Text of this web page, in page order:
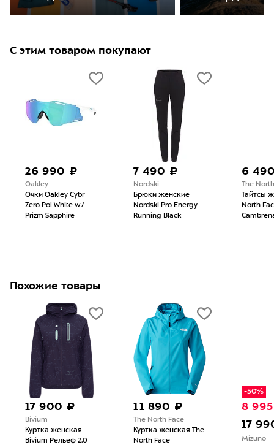
С этим товаром покупают
26 990 ₽
Oakley
Очки Oakley Cybr
Zero Pol White w/
Prizm Sapphire
7 490 ₽
Nordski
Брюки женские
Nordski Pro Energy
Running Black
6
The
Тайтсы
North
Похожие товары
17 900 ₽
Bivium
Куртка женская
Bivium Рельеф 2.0
11 890 ₽
The North Face
Куртка женская The
North Face
-50%
8
17
Mizuno